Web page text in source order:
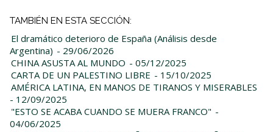
TAMBIÉN EN ESTA SECCIÓN:
El dramático deterioro de España (Análisis desde
Argentina) - 29/06/2026
CHINA ASUSTA AL MUNDO - 05/12/2025
CARTA DE UN PALESTINO LIBRE - 15/10/2025
AMÉRICA LATINA, EN MANOS DE TIRANOS Y MISERABLES
- 12/09/2025
"ESTO SE ACABA CUANDO SE MUERA FRANCO" -
04/06/2025